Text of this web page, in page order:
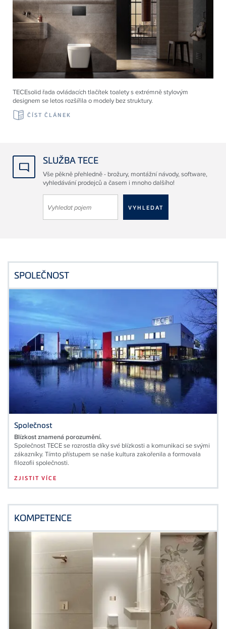
TECEsolid řada ovládacích tlačítek toalety s extrémně stylovým
designem se letos rozšířila o modely bez struktury.
ČÍST ČLÁNEK
SLUŽBA TECE
Vše pěkně přehledně - brožury, montážní návody, software,
vyhledávání prodejců a časem i mnoho dalšího!
SPOLEČNOST
Společnost
Blízkostznamená porozumění.
Společnost TECE se rozrostla díky své blízkosti a komunikaci se svými
zákazníky. Tímto přístupem se naše kultura zakořenila a formovala
filozofii společnosti.
ZJISTIT VÍCE
KOMPETENCE